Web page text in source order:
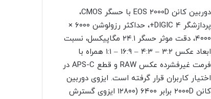
دوربین کانن EOS 2000D با حسگر CMOS‌،
پردازشگر DIGIC 4+، حداکثر رزولوشن ۶۰۰۰ ×
۴۰۰۰، دقت موثر حسگر ۲۴.۱ مگاپیکسل، نسبت
ابعاد عکس ۳:۲ – ۴:۳ – ۱۶:۹ – ۱:۱ همراه با
فرمت غیرفشرده عکس RAW و قطع APS-C در
اختیار کاربران قرار گرفته است. ایزوی دوربین
کانن ۲۰۰۰D برابر ۶۴۰۰ (۱۲۸۰۰ ایزوی گسترش